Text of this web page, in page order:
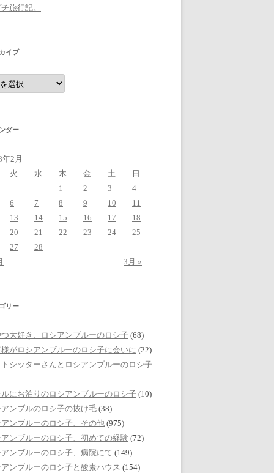
旅行記。
イブ
ダー
2月
火
水 木 金 土
日
1
2 3
4
6
7 8 9 10
11
13
14 15 16 17
18
20
21 22 23 24
25
27
28
3月 »
リー
大好き、ロシアンブルーのロシ子 (68)
がロシアンブルーのロシ子に会いに (22)
シッターさんとロシアンブルーのロシ子
にお泊りのロシアンブルーのロシ子 (10)
ンブルのロシ子の抜け毛 (38)
ンブルーのロシ子、その他 (975)
ンブルーのロシ子、初めての経験 (72)
ンブルーのロシ子、病院にて (149)
ンブルーのロシ子と酸素ハウス (154)